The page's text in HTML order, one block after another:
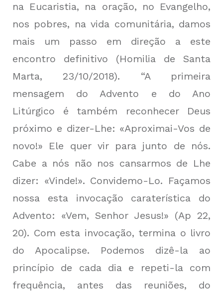
na Eucaristia, na oração, no Evangelho,
nos pobres, na vida comunitária, damos
mais um passo em direção a este
encontro definitivo (Homilia de Santa
Marta, 23/10/2018). “A primeira
mensagem do Advento e do Ano
Litúrgico é também reconhecer Deus
próximo e dizer-Lhe: «Aproximai-Vos de
novo!» Ele quer vir para junto de nós.
Cabe a nós não nos cansarmos de Lhe
dizer: «Vinde!». Convidemo-Lo. Façamos
nossa esta invocação caraterística do
Advento: «Vem, Senhor Jesus!» (Ap 22,
20). Com esta invocação, termina o livro
do Apocalipse. Podemos dizê-la ao
princípio de cada dia e repeti-la com
frequência, antes das reuniões, do